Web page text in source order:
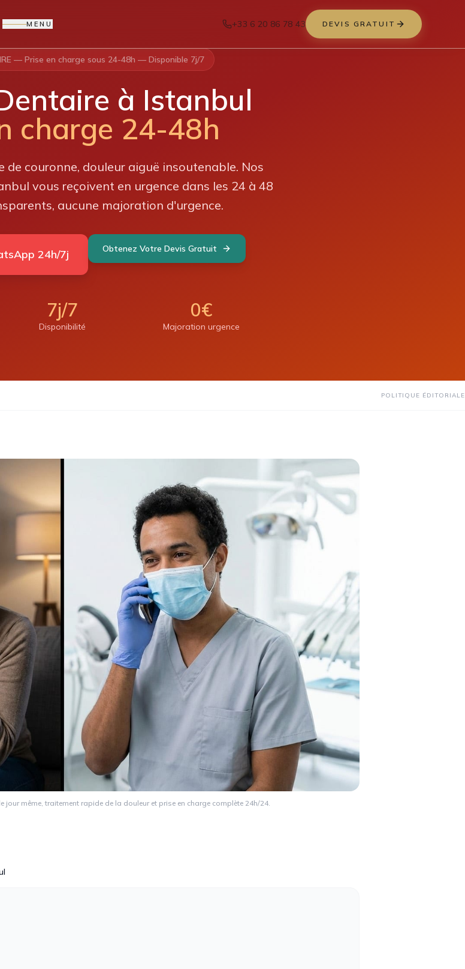
MENU +33 6 20 86 78 43 DEVIS GRATUIT
— Prise en charge sous 24-48h — Disponible 7j/7
à Istanbul
charge 24-48h
de couronne, douleur aiguë insoutenable. Nos
vous reçoivent en urgence dans les 24 à 48
aucune majoration d'urgence.
24h/7j Obtenez Votre Devis Gratuit
7j/7
Disponibilité
0€
Majoration urgence
POLITIQUE ÉDITORIALE
même, traitement rapide de la douleur et prise en charge complète 24h/24.